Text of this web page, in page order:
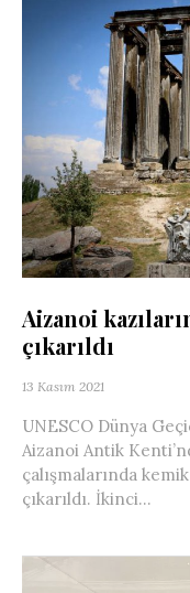
Aizanoi
çıkarıldı
13 Kasım 2021
UNESCO Dünya
Aizanoi Antik
çalışmalarında
çıkarıldı. İkinci...